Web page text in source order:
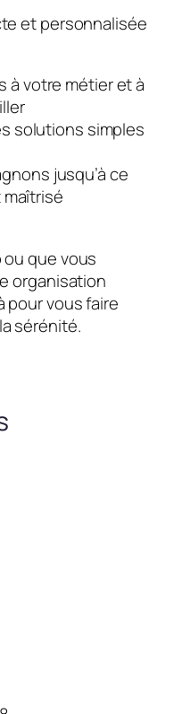
et personnalisée
à votre métier et à
solutions simples
jusqu’à ce
que vous
organisation
pour vous faire
sérénité.